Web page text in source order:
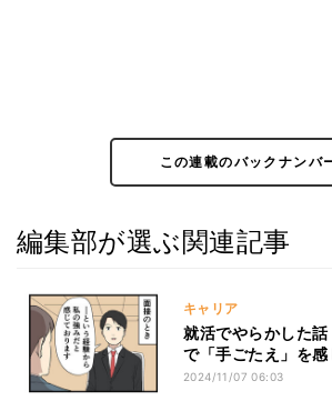
この連載のバックナンバ
編集部が選ぶ関連記事
キャリア
就活でやらかした
で「手ごたえ」を
2024/11/07 06:03